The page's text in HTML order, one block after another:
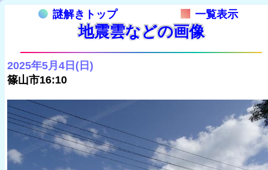
謎解きトップ 一覧表示
地震雲などの画像
2025年5月4日(日)
篠山市16:10